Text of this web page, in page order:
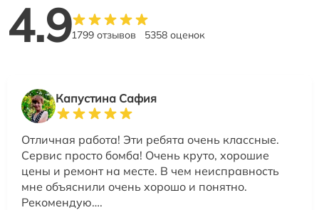
4.91799 отзывов 5358 оценок
Капустина Сафия
Отличная работа! Эти ребята очень классные.
Сервис просто бомба! Очень круто, хорошие
цены и ремонт на месте. В чем неисправность
мне объяснили очень хорошо и понятно.
Рекомендую….